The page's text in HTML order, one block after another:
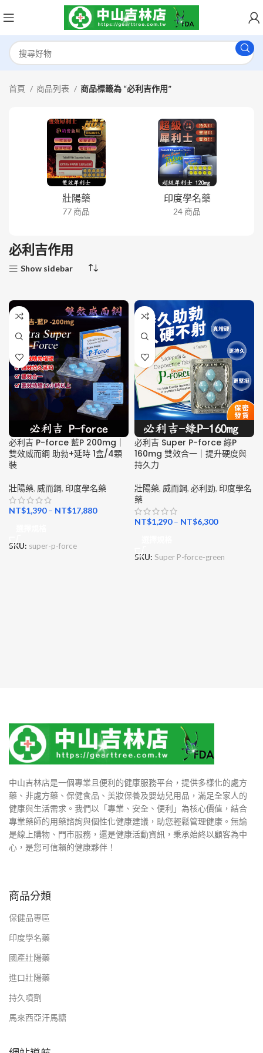
首頁 商品列表 商品標籤為 “必利吉作用”
壯陽藥
77 商品
印度學名藥
24 商品
必利吉作用
Show sidebar
必利吉 P-force 藍P 200mg｜
雙效威而鋼 助勃+延時 1盒/4顆
裝
壯陽藥, 威而鋼, 印度學名藥
NT$1,390– NT$17,880
SKU: super-p-force
必利吉 Super P-force 綠P
160mg 雙效合一｜提升硬度與
持久力
壯陽藥, 威而鋼, 必利勁, 印度學名
藥
NT$1,290– NT$6,300
SKU: Super P-force-green
中山吉林店是一個專業且便利的健康服務平台，提供多樣化的處方
藥、非處方藥、保健食品、美妝保養及嬰幼兒用品，滿足全家人的
健康與生活需求。我們以「專業、安全、便利」為核心價值，結合
專業藥師的用藥諮詢與個性化健康建議，助您輕鬆管理健康。無論
是線上購物、門市服務，還是健康活動資訊，秉承始終以顧客為中
心，是您可信賴的健康夥伴！
商品分類
保健品專區
印度學名藥
國產壯陽藥
進口壯陽藥
持久噴劑
馬來西亞汗馬糖